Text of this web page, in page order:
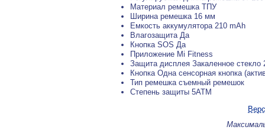
Материал ремешка ТПУ
Ширина ремешка 16 мм
Емкость аккумулятора 210 mAh
Влагозащита Да
Кнопка SOS Да
Приложение Mi Fitness
Защита дисплея Закаленное
Кнопка Одна сенсорная кнопка
Тип ремешка съемный ремешок
Степень защиты 5ATM